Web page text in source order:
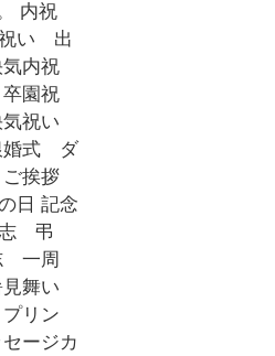
内祝
い 出
内祝
園祝
祝い
婚式 ダ
挨拶
日 記念
弔
一周
舞い
リン
ージカ